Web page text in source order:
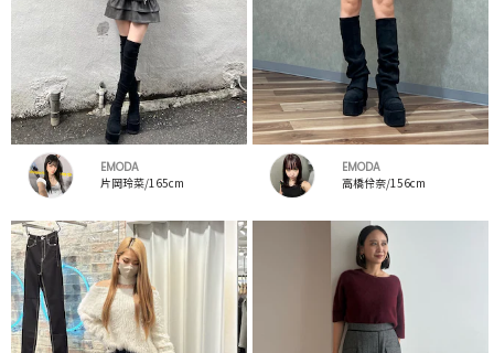
EMODA
片岡玲菜/165cm
EMODA
高橋伶奈/156cm